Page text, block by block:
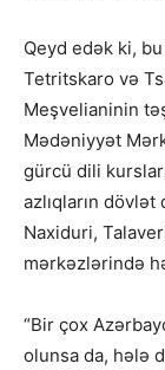
Qeyd edək ki,
Tetritskaro və
Meşvelianinin
Mədəniyyət
gürcü dili
azlıqların
Naxiduri,
mərkəzlərində
“Bir çox
olunsa da, hələ